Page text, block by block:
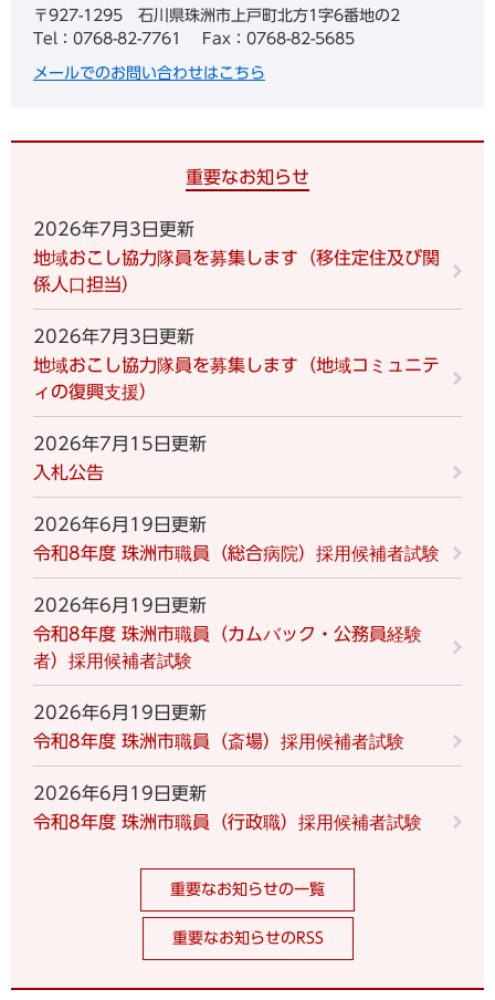
重要なお知らせ
2026年7月3日更新
地域おこし協力隊員を募集します（移住定住及び関
係人口担当）
2026年7月3日更新
地域おこし協力隊員を募集します（地域コミュニテ
ィの復興支援）
2026年7月15日更新
入札公告
2026年6月19日更新
令和8年度 珠洲市職員（総合病院）採用候補者試験
2026年6月19日更新
令和8年度 珠洲市職員（カムバック・公務員経験
者）採用候補者試験
2026年6月19日更新
令和8年度 珠洲市職員（斎場）採用候補者試験
2026年6月19日更新
令和8年度 珠洲市職員（行政職）採用候補者試験
重要なお知らせの一覧
重要なお知らせのRSS
〒927-1295
石川県珠洲市上戸町北方1字6番地の2
Tel：0768-82-7761
Fax：0768-82-5685
メールでのお問い合わせはこちら